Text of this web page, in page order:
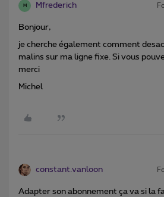
M Mfrederich
Bonjour,
je cherche également comment
malins sur ma ligne fixe. Si vous
merci
Michel
constant.vanloon
Adapter son abonnement ça va si la